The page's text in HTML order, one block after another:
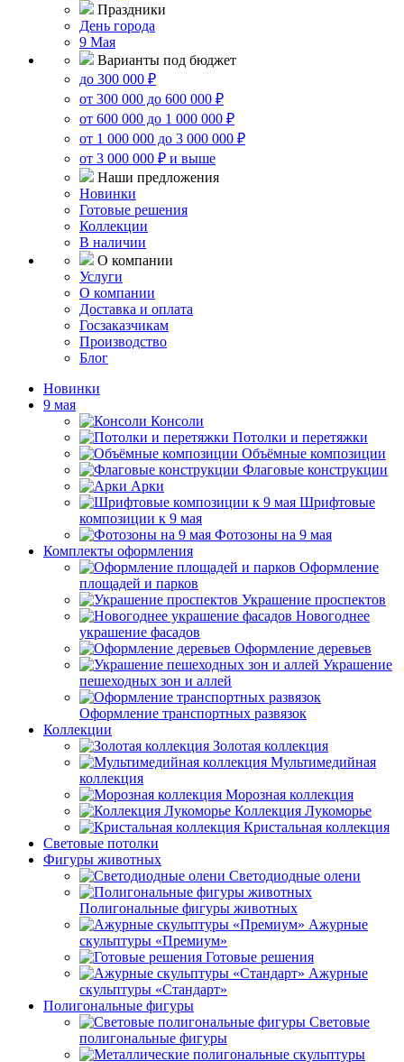
Праздники
День города
9 Мая
Варианты под бюджет
до 300 000 ₽
от 300 000 до 600 000 ₽
от 600 000 до 1 000 000 ₽
от 1 000 000 до 3 000 000 ₽
от 3 000 000 ₽ и выше
Наши предложения
Новинки
Готовые решения
Коллекции
В наличии
О компании
Услуги
О компании
Доставка и оплата
Госзаказчикам
Производство
Блог
Новинки
9 мая
Консоли
Потолки и перетяжки
Объёмные композиции
Флаговые конструкции
Арки
Шрифтовые
композиции к 9 мая
Фотозоны на 9 мая
Комплекты оформления
Оформление
площадей и парков
Украшение проспектов
Новогоднее
украшение фасадов
Оформление деревьев
Украшение
пешеходных зон и аллей
Оформление транспортных развязок
Коллекции
Золотая коллекция
Мультимедийная
коллекция
Морозная коллекция
Коллекция Лукоморье
Кристальная коллекция
Световые потолки
Фигуры животных
Светодиодные олени
Полигональные фигуры животных
Ажурные
скульптуры «Премиум»
Готовые решения
Ажурные
скульптуры «Стандарт»
Полигональные фигуры
Световые
полигональные фигуры